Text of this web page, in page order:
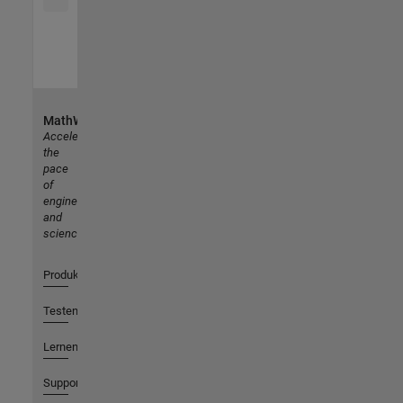
MathWorks
Accelerating
the
pace
of
engineering
and
science
Produkte
Testen oder Kaufen
Lernen
Support